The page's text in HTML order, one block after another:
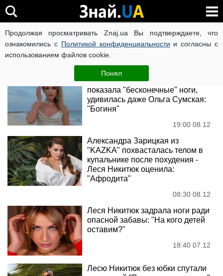
Продолжая просматривать Znaj.ua Вы подтверждаете, что
ознакомились с Политикой конфиденциальности и согласны с
использованием файлов cookie.
Понял
Леся Никитюк
Леся Никитюк в мини-шортах
показала "бесконечные" ноги,
удивилась даже Ольга Сумская:
"Богиня"
19:00 08.12
Александра Зарицкая из
"KAZKA" похвасталась телом в
купальнике после похудения -
Леся Никитюк оценила:
"Афродита"
08:30 08.12
Леся Никитюк задрала ноги ради
опасной забавы: "На кого детей
оставим?"
18:40 07.12
Лесю Никитюк без юбки спутали